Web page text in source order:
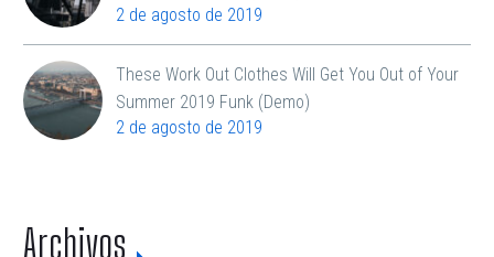
2 de agosto de 2019
These Work Out Clothes Will Get You Out of Your
Summer 2019 Funk (Demo)
2 de agosto de 2019
Archivos